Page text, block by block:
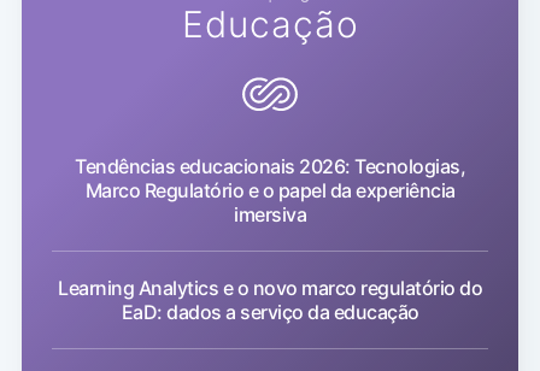
Educação
Tendências educacionais 2026: Tecnologias,
Marco Regulatório e o papel da experiência
imersiva
Learning Analytics e o novo marco regulatório do
EaD: dados a serviço da educação